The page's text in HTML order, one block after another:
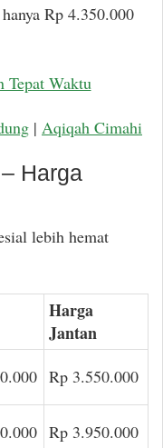
Rp 4.350.000
Tepat Waktu
| Aqiqah Cimahi
Harga
lebih hemat
Harga
Jantan
Rp 3.550.000
Rp 3.950.000